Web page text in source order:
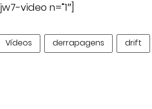
[jw7-video n=”1″]
Vídeos derrapagens drift